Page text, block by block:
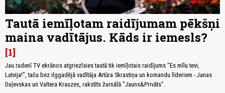
Tautā iemīļotam raidījumam pēkšņi
maina vadītājus. Kāds ir iemesls?
1
Jau rudenī TV ekrānos atgriezīsies tautā tik iemīļotais raidījums "Es mīlu tevi,
Latvija!", taču bez ilggadējā vadītāja Artūra Skrastiņa un komandu līderiem - Janas
Duļevskas un Valtera Krauzes, rakstīts žurnālā "Jauns&Privāts".